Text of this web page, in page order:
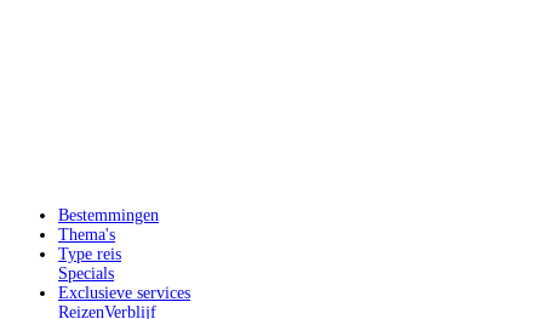
Bestemmingen
Thema's
Type reis
Specials
Exclusieve services
ReizenVerblijf